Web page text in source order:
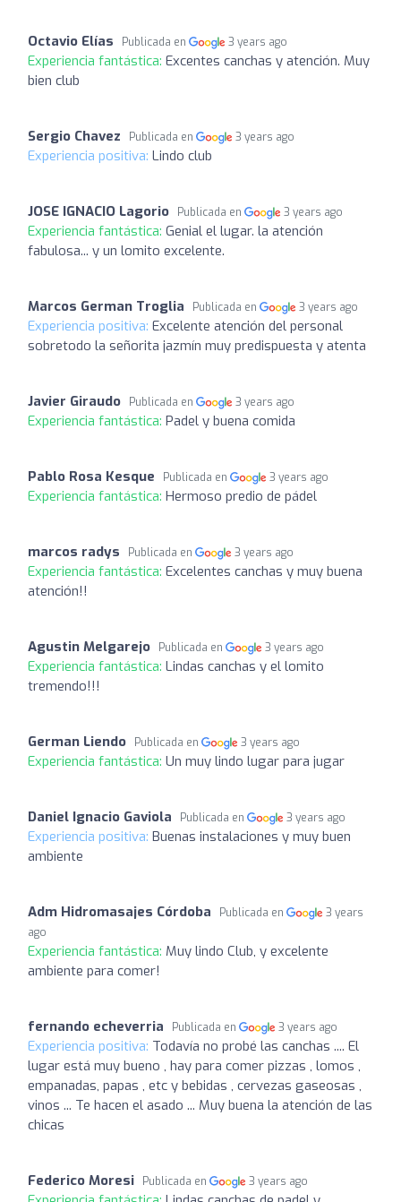
Octavio Elías Publicada en 3 years ago
Experiencia fantástica: Excentes canchas y atención. Muy
bien club
Sergio Chavez Publicada en 3 years ago
Experiencia positiva: Lindo club
JOSE IGNACIO Lagorio Publicada en 3 years ago
Experiencia fantástica: Genial el lugar. la atención
fabulosa... y un lomito excelente.
Marcos German Troglia Publicada en 3 years ago
Experiencia positiva: Excelente atención del personal
sobretodo la señorita jazmín muy predispuesta y atenta
Javier Giraudo Publicada en 3 years ago
Experiencia fantástica: Padel y buena comida
Pablo Rosa Kesque Publicada en 3 years ago
Experiencia fantástica: Hermoso predio de pádel
marcos radys Publicada en 3 years ago
Experiencia fantástica: Excelentes canchas y muy buena
atención!!
Agustin Melgarejo Publicada en 3 years ago
Experiencia fantástica: Lindas canchas y el lomito
tremendo!!!
German Liendo Publicada en 3 years ago
Experiencia fantástica: Un muy lindo lugar para jugar
Daniel Ignacio Gaviola Publicada en 3 years ago
Experiencia positiva: Buenas instalaciones y muy buen
ambiente
Adm Hidromasajes Córdoba Publicada en
3 years
ago
Experiencia fantástica: Muy lindo Club, y excelente
ambiente para comer!
fernando echeverria Publicada en 3 years ago
Experiencia positiva: Todavía no probé las canchas .... El
lugar está muy bueno , hay para comer pizzas , lomos ,
empanadas, papas , etc y bebidas , cervezas gaseosas ,
vinos ... Te hacen el asado ... Muy buena la atención de las
chicas
Federico Moresi Publicada en 3 years ago